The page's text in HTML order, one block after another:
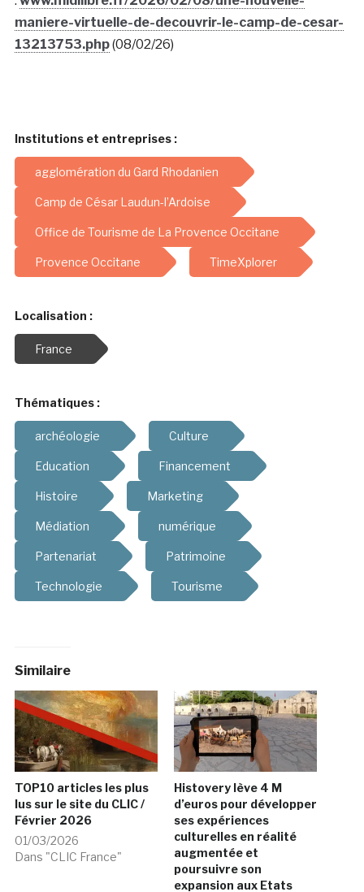
maniere-virtuelle-de-decouvrir-le-camp-de-cesar-
13213753.php(08/02/26)
Institutions et entreprises :
agglomération du Gard Rhodanien
Camp de César Laudun-l’Ardoise
Office de Tourisme de La Provence Occitane
Provence Occitane TimeXplorer
Localisation :
France
Thématiques :
archéologie Culture
Education Financement
Histoire Marketing
Médiation numérique
Partenariat Patrimoine
Technologie Tourisme
Similaire
TOP10 articles les plus
lus sur le site du CLIC /
Février 2026
01/03/2026
Dans "CLIC France"
Histovery lève 4 M
d’euros pour développer
ses expériences
culturelles en réalité
augmentée et
poursuivre son
expansion aux Etats